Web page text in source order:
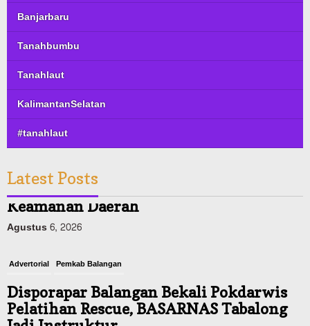
Banjarbaru
Tanahbumbu
Tanahlaut
KalimantanSelatan
#tanahlaut
Latest Posts
Advertorial Pemkab Balangan
Pelatihan Rescue, BASARNAS Tabalong
Jadi Instruktur
Agustus 6, 2026